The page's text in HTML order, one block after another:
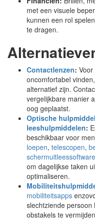
met een visuele
kunnen een rol
te dragen.
Contactlenzen:
oncomfortabel
alternatief zijn.
vergelijkbare manier
oog geplaatst.
Optische
leeshulpmiddelen:
beschikbaar voor
loepen, telescopen,
schermuitleessoftware
om dagelijkse taken
optimaliseren.
mobiliteitsapps
slechtziende
obstakels te